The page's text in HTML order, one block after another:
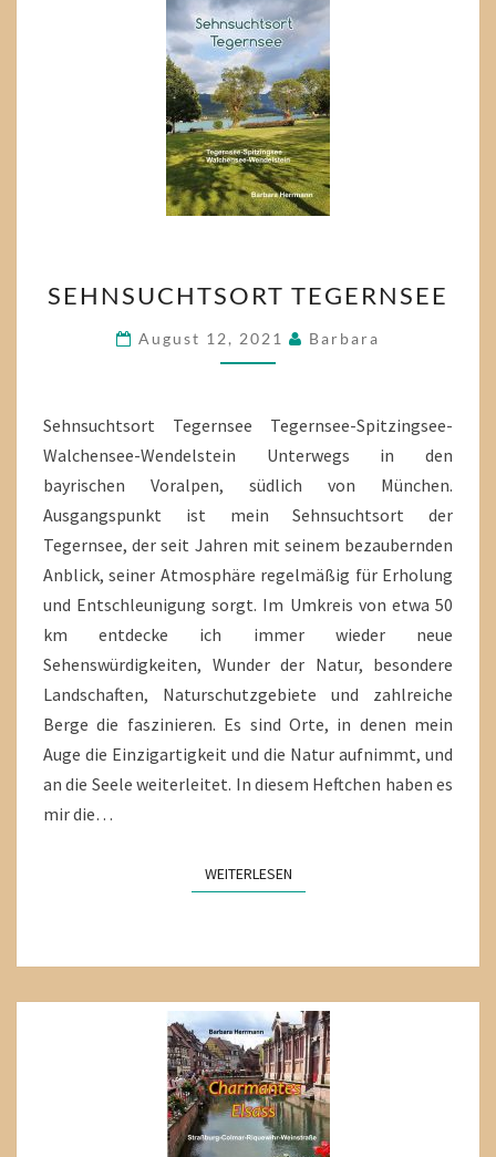
TEGERNSEE
SEHNSUCHTSORT TEGERNSEE
August 12, 2021 Barbara
Sehnsuchtsort Tegernsee Tegernsee-Spitzingsee-
Walchensee-Wendelstein Unterwegs in den
bayrischen Voralpen, südlich von München.
Ausgangspunkt ist mein Sehnsuchtsort der
Tegernsee, der seit Jahren mit seinem bezaubernden
Anblick, seiner Atmosphäre regelmäßig für Erholung
und Entschleunigung sorgt. Im Umkreis von etwa 50
km entdecke ich immer wieder neue
Sehenswürdigkeiten, Wunder der Natur, besondere
Landschaften, Naturschutzgebiete und zahlreiche
Berge die faszinieren. Es sind Orte, in denen mein
Auge die Einzigartigkeit und die Natur aufnimmt, und
an die Seele weiterleitet. In diesem Heftchen haben es
mir die…
WEITERLESENWEITERLESEN